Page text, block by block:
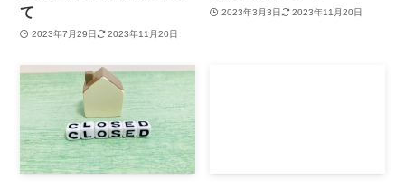
て
2023年7月29日 2023年11月20日
2023年3月3日 2023年11月20日